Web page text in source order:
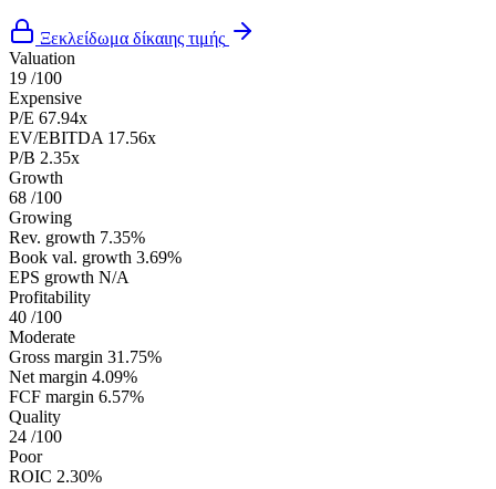
Ξεκλείδωμα δίκαιης τιμής
Valuation
19 /100
Expensive
P/E 67.94x
EV/EBITDA 17.56x
P/B 2.35x
Growth
68 /100
Growing
Rev. growth 7.35%
Book val. growth 3.69%
EPS growth N/A
Profitability
40 /100
Moderate
Gross margin 31.75%
Net margin 4.09%
FCF margin 6.57%
Quality
24 /100
Poor
ROIC 2.30%